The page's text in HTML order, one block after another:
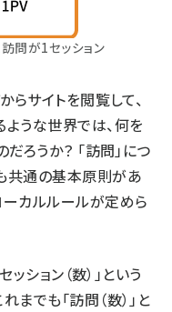
問が1セッション
らサイトを閲覧して、
うな世界では、何を
ろうか？ 「訪問」につ
共通の基本原則があ
ーカルルールが定めら
ション（数）」という
でも「訪問（数）」と